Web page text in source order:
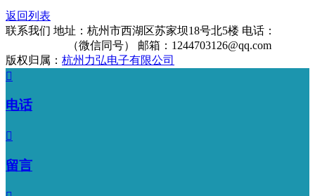
返回列表
联系我们 地址：杭州市西湖区苏家坝18号北5楼 电话：
（微信同号）
邮箱：1244703126@qq.com
版权归属： 杭州力弘电子有限公司

电话

留言